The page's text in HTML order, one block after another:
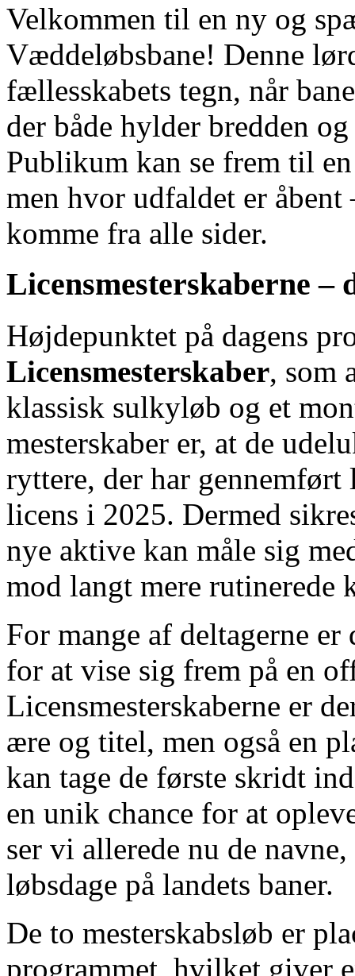
Velkommen til en ny og
Væddeløbsbane! Denne
fællesskabets tegn, når
der både hylder bredden
Publikum kan se frem til
men hvor udfaldet er
komme fra alle sider.
Licensmesterskaberne –
Højdepunktet på dagens
Licensmesterskaber, som
klassisk sulkyløb og et
mesterskaber er, at de
ryttere, der har
licens i 2025. Dermed
nye aktive kan måle sig
mod langt mere rutinerede
For mange af deltagerne
for at vise sig frem på en
Licensmesterskaberne er
ære og titel, men også en
kan tage de første skridt
en unik chance for at
ser vi allerede nu de
løbsdage på landets baner.
De to mesterskabsløb er
programmet, hvilket giver